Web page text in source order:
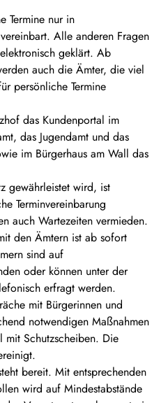
Termine nur in
Alle anderen Fragen
geklärt. Ab
auch die Ämter, die viel
persönliche Termine
das Kundenportal im
das Jugendamt und das
im Bürgerhaus am Wall das
gewährleistet wird, ist
Terminvereinbarung
auch Wartezeiten vermieden.
den Ämtern ist ab sofort
sind auf
oder können unter der
erfragt werden.
mit Bürgerinnen und
notwendigen Maßnahmen
mit Schutzscheiben. Die
bereit. Mit entsprechenden
wird auf Mindestabstände